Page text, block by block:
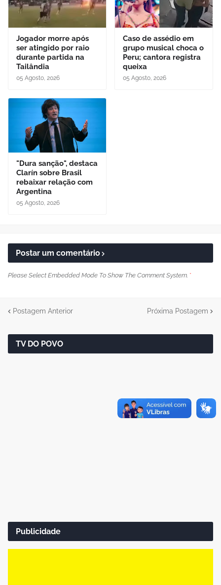
Jogador morre após
ser atingido por raio
durante partida na
Tailândia
05 Agosto, 2026
Caso de assédio em
grupo musical choca o
Peru; cantora registra
queixa
05 Agosto, 2026
"Dura sanção", destaca
Clarín sobre Brasil
rebaixar relação com
Argentina
05 Agosto, 2026
Postar um comentário
Please Select Embedded Mode To Show The Comment System. *
Postagem Anterior Próxima Postagem
TV DO POVO
Publicidade